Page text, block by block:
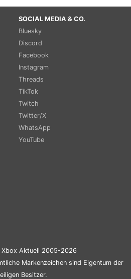
SOCIAL MEDIA & CO.
Bluesky
Discord
Facebook
Instagram
Threads
TikTok
Twitch
Twitter/X
WhatsApp
YouTube
Aktuell 2005-2026
Markenzeichen sind Eigentum der
Besitzer.